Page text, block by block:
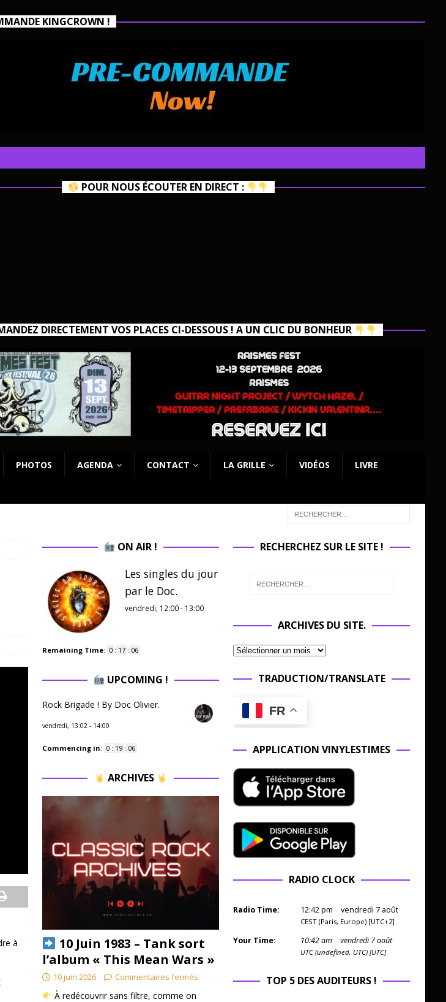
KINGCROWN !
POUR NOUS ÉCOUTER EN DIRECT :
DIRECTEMENT VOS PLACES CI-DESSOUS ! A UN CLIC DU BONHEUR
PHOTOS AGENDA CONTACT LA GRILLE VIDÉOS LIVRE
à
ON AIR !
Les singles du jour
par le Doc.
vendredi, 12:00 - 13:00
Remaining Time: 0 : 17 : 05
UPCOMING !
Rock Brigade ! By Doc Olivier.
vendredi, 13:02 - 14:00
Commencing in: 0 : 19 : 05
ARCHIVES
10 Juin 1983 – Tank sort
l’album « This Mean Wars »
10 juin 2026 Commentaires fermés
À redécouvrir sans filtre, comme on
RECHERCHEZ SUR LE SITE !
ARCHIVES DU SITE.
TRADUCTION/TRANSLATE
FR
APPLICATION VINYLESTIMES
RADIO CLOCK
Radio Time: 12:42pm vendredi 7 août
CEST (Paris, Europe) [UTC+2]
Your Time: 10:42am vendredi 7 août
UTC (undefined, UTC) [UTC]
TOP 5 DES AUDITEURS !